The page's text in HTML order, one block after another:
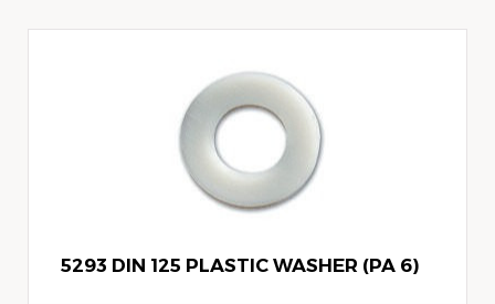
5293 DIN 125 PLASTIC WASHER (PA 6)